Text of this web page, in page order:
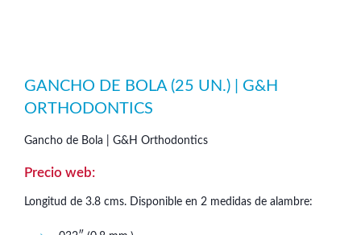
GANCHO DE BOLA (25 UN.) | G&H
ORTHODONTICS
Gancho de Bola | G&H Orthodontics
Longitud de 3.8 cms. Disponible en 2 medidas de alambre: